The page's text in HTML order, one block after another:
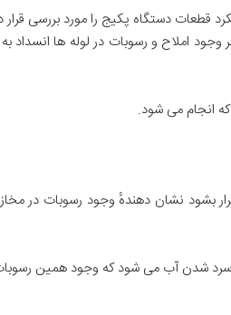
دستگاه پکیج را مورد بررسی قرار
املاح و رسوبات در لوله ها انسداد
انجام می شود.
بشود نشان دهندهٔ وجود رسوبات در
شدن آب می شود که وجود همین